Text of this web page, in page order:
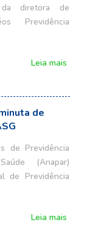
da diretora de
Previdência
Leia mais
de
de Previdência
(Anapar)
de Previdência
Leia mais